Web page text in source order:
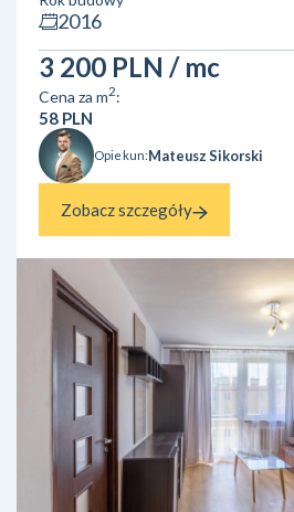
dla pary, jak i dla współlokatorów.
jest w pełni wyposażona i zapewnia
użytkowania. Salon wyposażony jest
2016
3 200 PLN / mc
Cena za m2:
58 PLN
Opiekun:Mateusz Sikorski
Zobacz szczegóły